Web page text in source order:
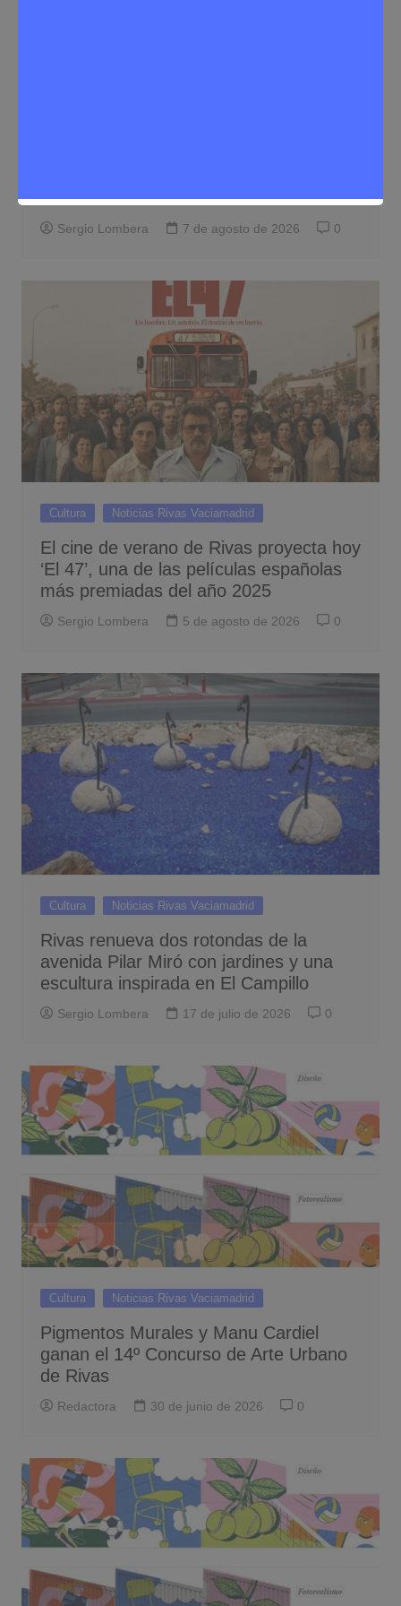
nacional con 23 años
Sergio Lombera 7 de agosto de 2026 0
Cultura Noticias Rivas Vaciamadrid
El cine de verano de Rivas proyecta hoy
‘El 47’, una de las películas españolas
más premiadas del año 2025
Sergio Lombera 5 de agosto de 2026 0
Cultura Noticias Rivas Vaciamadrid
Rivas renueva dos rotondas de la
avenida Pilar Miró con jardines y una
escultura inspirada en El Campillo
Sergio Lombera 17 de julio de 2026 0
Cultura Noticias Rivas Vaciamadrid
Pigmentos Murales y Manu Cardiel
ganan el 14º Concurso de Arte Urbano
de Rivas
Redactora 30 de junio de 2026 0